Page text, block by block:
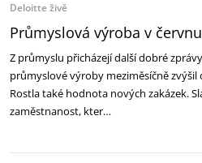
Deloitte živě
Průmyslová výroba v
Z průmyslu přicházejí další dobré
průmyslové výroby meziměsíčně zvýšil
Rostla také hodnota nových zakázek.
zaměstnanost, kter…